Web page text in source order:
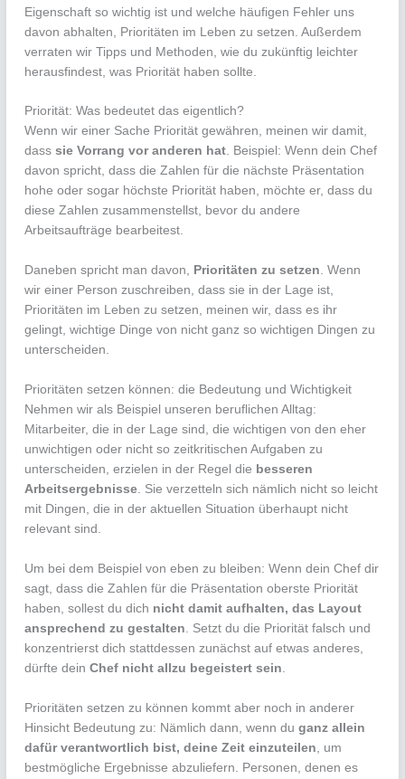
Eigenschaft so wichtig ist und welche häufigen Fehler uns
davon abhalten, Prioritäten im Leben zu setzen. Außerdem
verraten wir Tipps und Methoden, wie du zukünftig leichter
herausfindest, was Priorität haben sollte.
Priorität: Was bedeutet das eigentlich?
Wenn wir einer Sache Priorität gewähren, meinen wir damit,
dasssie Vorrang vor anderen hat. Beispiel: Wenn dein Chef
davon spricht, dass die Zahlen für die nächste Präsentation
hohe oder sogar höchste Priorität haben, möchte er, dass du
diese Zahlen zusammenstellst, bevor du andere
Arbeitsaufträge bearbeitest.
Daneben spricht man davon, Prioritäten zu setzen. Wenn
wir einer Person zuschreiben, dass sie in der Lage ist,
Prioritäten im Leben zu setzen, meinen wir, dass es ihr
gelingt, wichtige Dinge von nicht ganz so wichtigen Dingen zu
unterscheiden.
Prioritäten setzen können: die Bedeutung und Wichtigkeit
Nehmen wir als Beispiel unseren beruflichen Alltag:
Mitarbeiter, die in der Lage sind, die wichtigen von den eher
unwichtigen oder nicht so zeitkritischen Aufgaben zu
unterscheiden, erzielen in der Regel die besseren
Arbeitsergebnisse. Sie verzetteln sich nämlich nicht so leicht
mit Dingen, die in der aktuellen Situation überhaupt nicht
relevant sind.
Um bei dem Beispiel von eben zu bleiben: Wenn dein Chef dir
sagt, dass die Zahlen für die Präsentation oberste Priorität
haben, sollest du dich nicht damit aufhalten, das Layout
ansprechend zu gestalten. Setzt du die Priorität falsch und
konzentrierst dich stattdessen zunächst auf etwas anderes,
dürfte deinChef nicht allzu begeistert sein.
Prioritäten setzen zu können kommt aber noch in anderer
Hinsicht Bedeutung zu: Nämlich dann, wenn duganz allein
dafür verantwortlich bist, deine Zeit einzuteilen , um
bestmögliche Ergebnisse abzuliefern. Personen, denen es